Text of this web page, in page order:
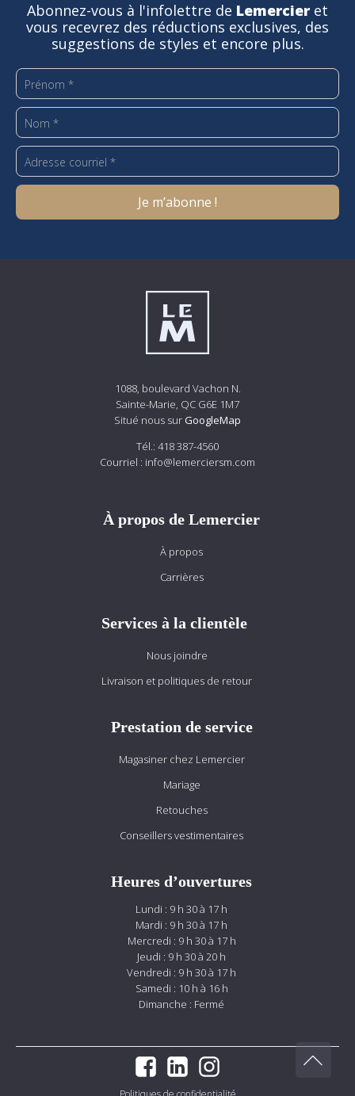
Abonnez-vous à l'infolettre de Lemercier et
vous recevrez des réductions exclusives, des
suggestions de styles et encore plus.
1088, boulevard Vachon N.
Sainte-Marie, QC G6E 1M7
Situé nous sur GoogleMap
Tél.: 418 387-4560
Courriel : info@lemerciersm.com
À propos de Lemercier
À propos
Carrières
Services à la clientèle
Nous joindre
Livraison et politiques de retour
Prestation de service
Magasiner chez Lemercier
Mariage
Retouches
Conseillers vestimentaires
Heures d’ouvertures
Lundi : 9 h 30 à 17 h
Mardi : 9 h 30 à 17 h
Mercredi : 9 h 30 à 17 h
Jeudi : 9 h 30 à 20 h
Vendredi : 9 h 30 à 17 h
Samedi : 10 h à 16 h
Dimanche : Fermé